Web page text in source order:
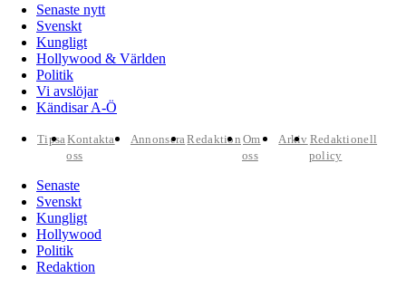
Senaste nytt
Svenskt
Kungligt
Hollywood & Världen
Politik
Vi avslöjar
Kändisar A-Ö
TipsaKontakta
oss
AnnonseraRedaktion Om
oss
Arkiv Redaktionell
policy
Senaste
Svenskt
Kungligt
Hollywood
Politik
Redaktion